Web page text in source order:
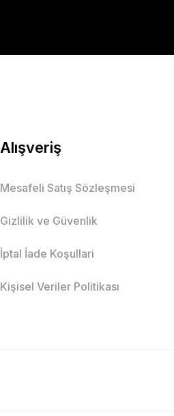
Alışveriş
Mesafeli Satış Sözleşmesi
Gizlilik ve Güvenlik
İptal İade Koşullari
Kişisel Veriler Politikası